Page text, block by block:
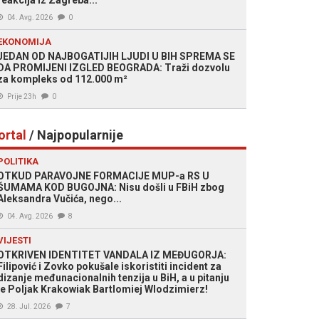
04. Avg. 2026 0
OD NAJBOGATIJIH LJUDI U BIH SPREMA SE
PROMIJENI IZGLED BEOGRADA: Traži dozvolu
kompleks od 112.000 m²
Prije 23h 0
/ Najpopularnije
PARAVOJNE FORMACIJE MUP-a RS U
KOD BUGOJNA: Nisu došli u FBiH zbog
Vučića, nego...
04. Avg. 2026 8
IDENTITET VANDALA IZ MEĐUGORJA:
i Zovko pokušale iskoristiti incident za
međunacionalnih tenzija u BiH, a u pitanju
Poljak Krakowiak Bartlomiej Wlodzimierz!
28. Jul. 2026 7